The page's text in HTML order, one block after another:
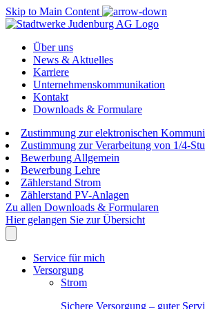
Skip to Main Content
Über uns
News & Aktuelles
Karriere
Unternehmenskommunikation
Kontakt
Downloads & Formulare
Zustimmung zur elektronischen
Zustimmung zur Verarbeitung von 1/4-
Bewerbung Allgemein
Bewerbung Lehre
Zählerstand Strom
Zählerstand PV-Anlagen
Zu allen Downloads & Formularen
Hier gelangen Sie zur Übersicht
Service für mich
Versorgung
Strom
Sichere Versorgung – guter